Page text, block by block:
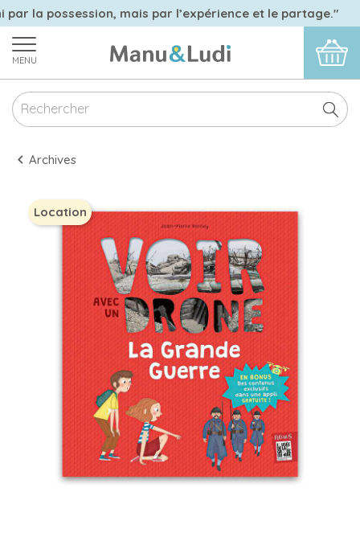
la possession, mais par l’expérience et le partage."
MENU
Archives
Location